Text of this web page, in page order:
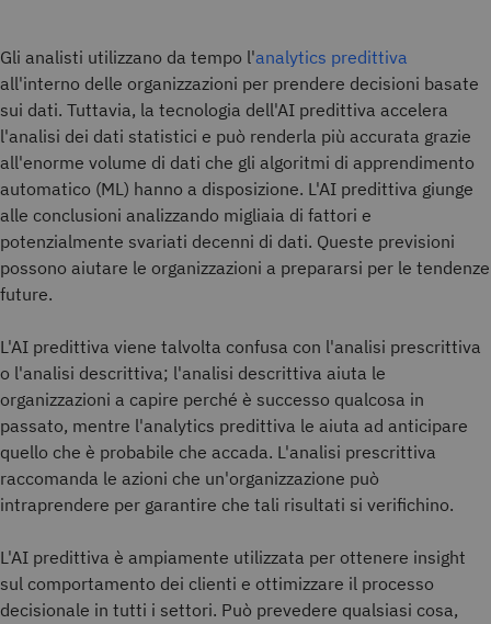
Gli analisti utilizzano da tempo l'analytics predittiva
all'interno delle organizzazioni per prendere decisioni basate
sui dati. Tuttavia, la tecnologia dell'AI predittiva accelera
l'analisi dei dati statistici e può renderla più accurata grazie
all'enorme volume di dati che gli algoritmi di apprendimento
automatico (ML) hanno a disposizione. L'AI predittiva giunge
alle conclusioni analizzando migliaia di fattori e
potenzialmente svariati decenni di dati. Queste previsioni
possono aiutare le organizzazioni a prepararsi per le tendenze
future.
L'AI predittiva viene talvolta confusa con l'analisi prescrittiva
o l'analisi descrittiva; l'analisi descrittiva aiuta le
organizzazioni a capire perché è successo qualcosa in
passato, mentre l'analytics predittiva le aiuta ad anticipare
quello che è probabile che accada. L'analisi prescrittiva
raccomanda le azioni che un'organizzazione può
intraprendere per garantire che tali risultati si verifichino.
L'AI predittiva è ampiamente utilizzata per ottenere insight
sul comportamento dei clienti e ottimizzare il processo
decisionale in tutti i settori. Può prevedere qualsiasi cosa,